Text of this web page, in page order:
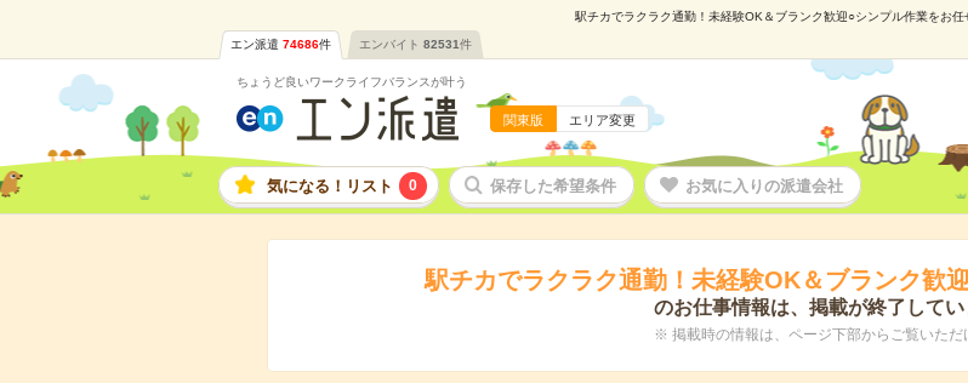
駅チカでラクラク通勤！未経験OK＆ブランク歓迎○シンプル作業をお
エン派遣 74686件 エンバイト 82531件
ちょうど良いワークライフバランスが叶う
関東版 エリア変更
気になる！リスト 0 保存した希望条件 お気に入りの派遣会社
駅チカでラクラク通勤！未経験OK＆ブランク歓
のお仕事情報は、掲載が終了してい
※ 掲載時の情報は、ページ下部からご覧いただ